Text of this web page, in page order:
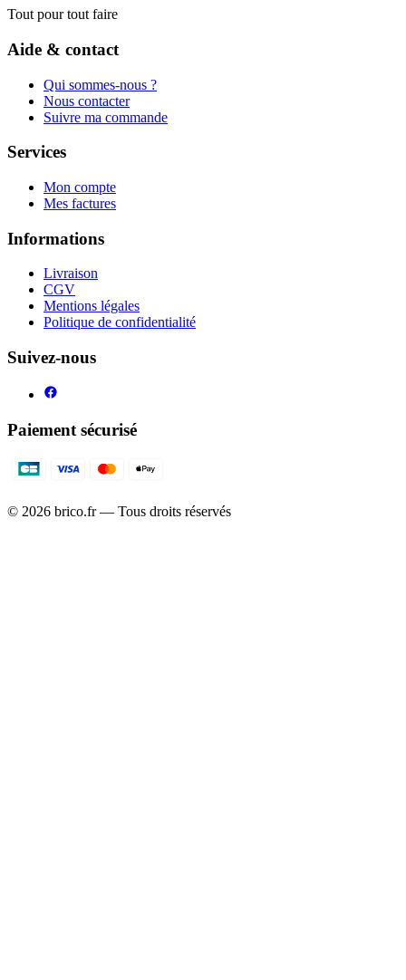
Tout pour tout faire
Aide & contact
Qui sommes-nous ?
Nous contacter
Suivre ma commande
Services
Mon compte
Mes factures
Informations
Livraison
CGV
Mentions légales
Politique de confidentialité
Suivez-nous
Paiement sécurisé
© 2026 brico.fr — Tous droits réservés